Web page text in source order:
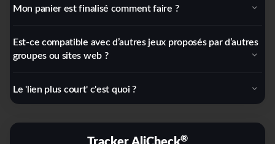
Mon panier est finalisé comment faire ?
Est-ce compatible avec d’autres jeux proposés par d’autres
groupes ou sites web ?
Le 'lien plus court' c'est quoi ?
®